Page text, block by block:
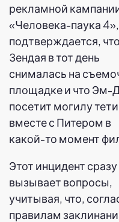
рекламной
«Человека-паука 4»,
подтверждается, что
Зендая в тот день
снималась на
площадке и что Эм-
посетит могилу
вместе с Питером в
какой-то момент
Этот инцидент
вызывает вопросы,
учитывая, что,
правилам